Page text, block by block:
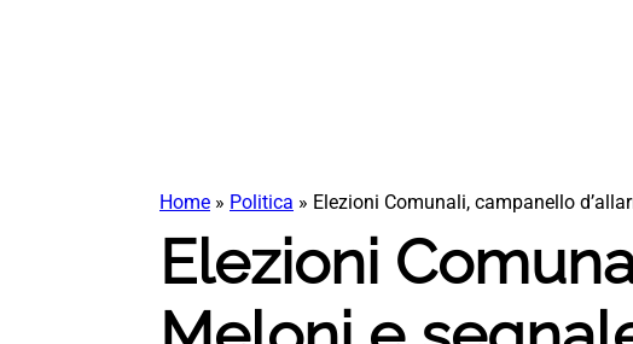
Home » Politica » Elezioni Comunali, campanello
Elezioni